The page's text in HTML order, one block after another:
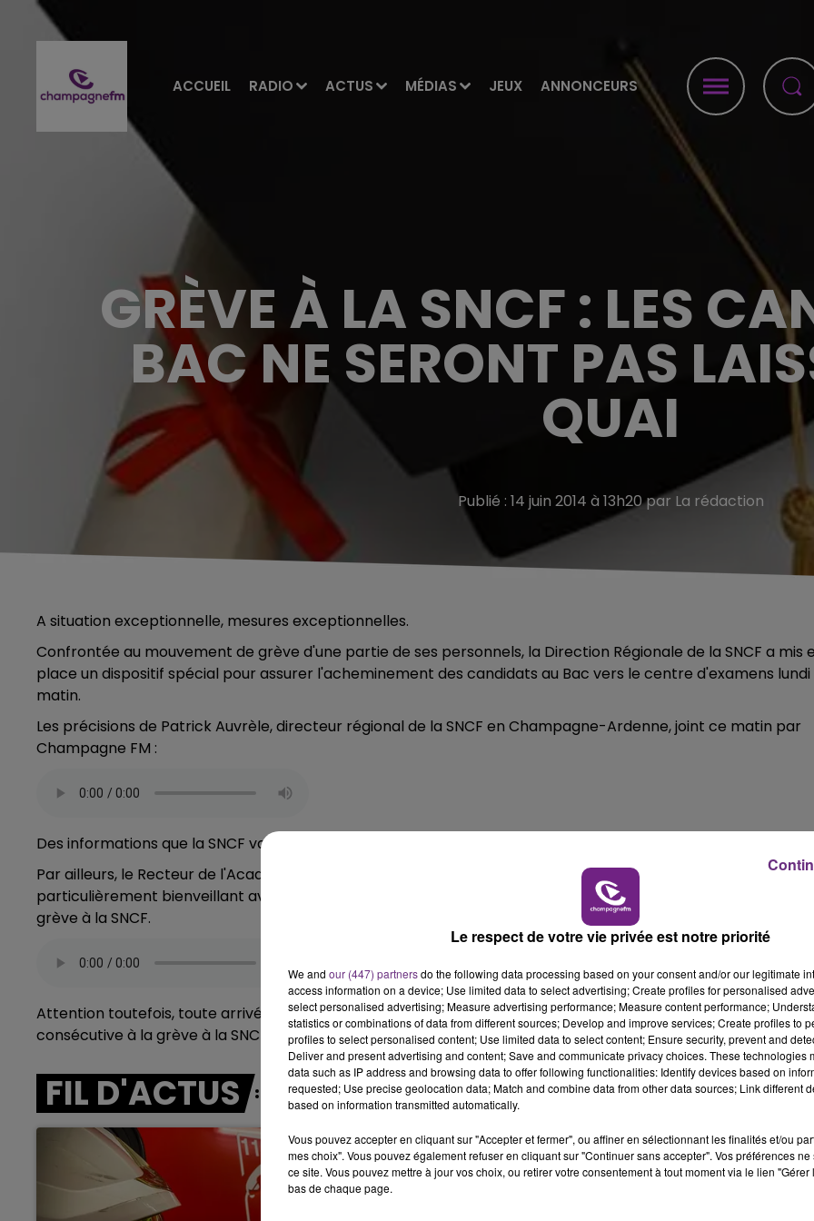
ACCUEIL RADIO ACTUS MÉDIAS JEUX ANNONCEURS
LE BEST OF DE LA FAMILLE
CHAMPAGNE FM
LA FAMILLE
GRÈVE À LA SNCF : LES
BAC NE SERONT PAS
QUAI
Publié : 14 juin 2014 à 13h20 par La rédaction
A situation exceptionnelle, mesures exceptionnelles.
Confrontée au mouvement de grève d'une partie de ses personnels, la Direction Régionale de la SNCF a mis
place un dispositif spécial pour assurer l'acheminement des candidats au Bac vers le centre d'examens lundi
matin.
Les précisions de Patrick Auvrèle, directeur régional de la SNCF en Champagne-Ardenne, joint ce matin par
Champagne FM :
Des informations que la SNCF va largement diffuser sur les réseaux sociaux.
Par ailleurs, le Recteur de l'Académie de Reims, Philippe-Pierre Cabourdin, assure qu'il se montrera
particulièrement bienveillant avec les candidats arrivés en retard à leur session d'examen en raison de la
grève à la SNCF.
Attention toutefois, toute arrivée plus d'une heure après le début de l'examen sera prohibée, même si elle
consécutive à la grève à la SNCF.
FIL D'ACTUS
Le respect de votre vie privée est notre priorité
We and our (447) partnersdo the following data processing based on your consent and/or our legitimate
access information on a device; Use limited data to select advertising; Create profiles for personalised
select personalised advertising; Measure advertising performance; Measure content performance;
statistics or combinations of data from different sources; Develop and improve services; Create profiles to
profiles to select personalised content; Use limited data to select content; Ensure security, prevent and
Deliver and present advertising and content; Save and communicate privacy choices. These technologies
data such as IP address and browsing data to offer following functionalities: Identify devices based on
requested; Use precise geolocation data; Match and combine data from other data sources; Link different
based on information transmitted automatically.
Vous pouvez accepter en cliquant sur "Accepter et fermer", ou affiner en sélectionnant les finalités et/ou
mes choix". Vous pouvez également refuser en cliquant sur "Continuer sans accepter". Vos préférences
ce site. Vous pouvez mettre à jour vos choix, ou retirer votre consentement à tout moment via le lien
bas de chaque page.